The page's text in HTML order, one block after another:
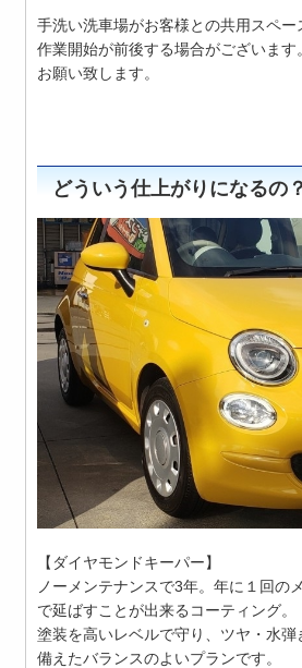
手洗い洗車場がお客様との共用スペー
作業開始が前後する場合がございます
お願い致します。
どういう仕上がりになるの？
【ダイヤモンドキーパー】
ノーメンテナンスで3年。年に１回の
で延ばすことが出来るコーティング。
塗装を高いレベルで守り、ツヤ・水
備えたバランスのよいプランです。